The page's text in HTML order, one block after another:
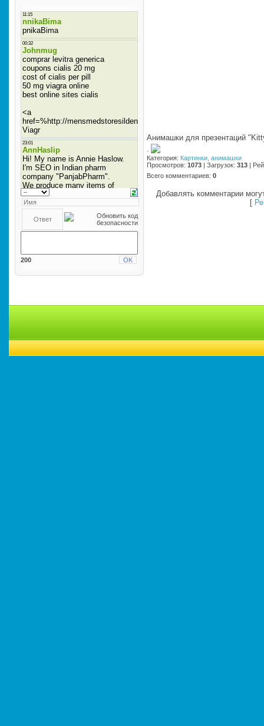
200
Анимашки для презентаций
·
Категория: Картинки, анимашки
Просмотров: 1073 | Загрузок: 313 |
Всего комментариев: 0
Добавлять комментарии
[